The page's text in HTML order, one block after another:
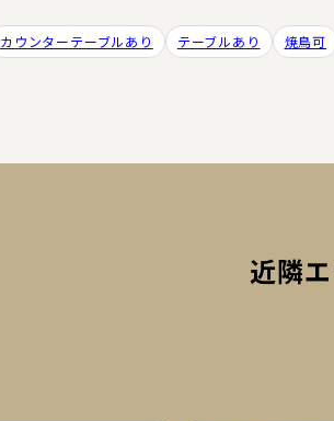
カウンターテーブルあり テーブルあり 焼鳥可
近隣